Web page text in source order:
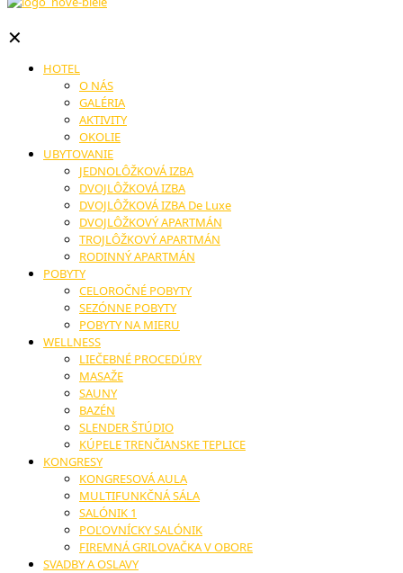
✕
HOTEL
O NÁS
GALÉRIA
AKTIVITY
OKOLIE
UBYTOVANIE
JEDNOLÔŽKOVÁ IZBA
DVOJLÔŽKOVÁ IZBA
DVOJLÔŽKOVÁ IZBA De Luxe
DVOJLÔŽKOVÝ APARTMÁN
TROJLÔŽKOVÝ APARTMÁN
RODINNÝ APARTMÁN
POBYTY
CELOROČNÉ POBYTY
SEZÓNNE POBYTY
POBYTY NA MIERU
WELLNESS
LIEČEBNÉ PROCEDÚRY
MASAŽE
SAUNY
BAZÉN
SLENDER ŠTÚDIO
KÚPELE TRENČIANSKE TEPLICE
KONGRESY
KONGRESOVÁ AULA
MULTIFUNKČNÁ SÁLA
SALÓNIK 1
POĽOVNÍCKY SALÓNIK
FIREMNÁ GRILOVAČKA V OBORE
SVADBY A OSLAVY